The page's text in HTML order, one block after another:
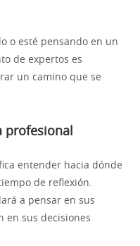
o esté pensando en un
de expertos es
un camino que se
profesional
entender hacia dónde
de reflexión.
a pensar en sus
en sus decisiones